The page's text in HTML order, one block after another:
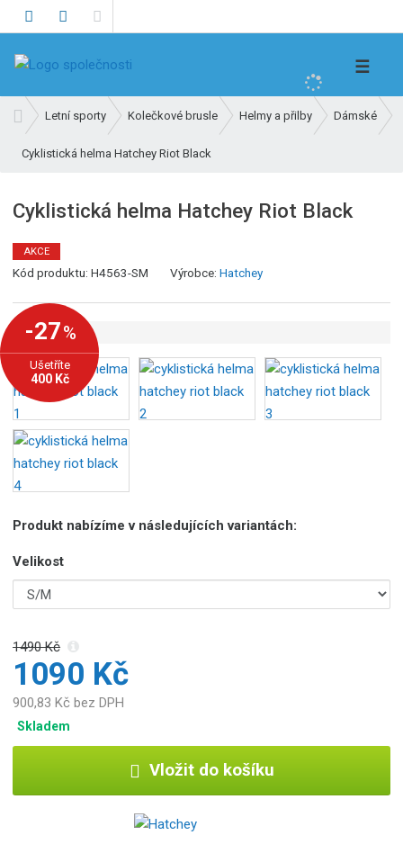
h
t
☰
v
o
í
t
r
n
a
Letní sporty Kolečkové brusle Helmy a přilby Dámské
Cyklistická helma Hatchey Riot Black
Cyklistická helma Hatchey Riot Black
AKCE
Kód produktu:H4563-SM Výrobce:Hatchey
Produkt nabízíme v následujících variantách:
Velikost
-27%
Ušetříte
400 Kč
1490 Kč
1090 Kč
900,83 Kč bez DPH
Skladem
Vložit do košíku